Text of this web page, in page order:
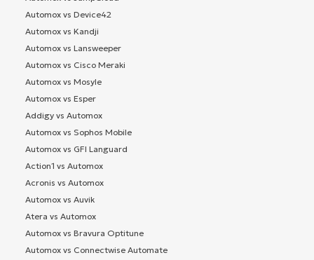
Automox vs Device42
Automox vs Kandji
Automox vs Lansweeper
Automox vs Cisco Meraki
Automox vs Mosyle
Automox vs Esper
Addigy vs Automox
Automox vs Sophos Mobile
Automox vs GFI Languard
Action1 vs Automox
Acronis vs Automox
Automox vs Auvik
Atera vs Automox
Automox vs Bravura Optitune
Automox vs Connectwise Automate